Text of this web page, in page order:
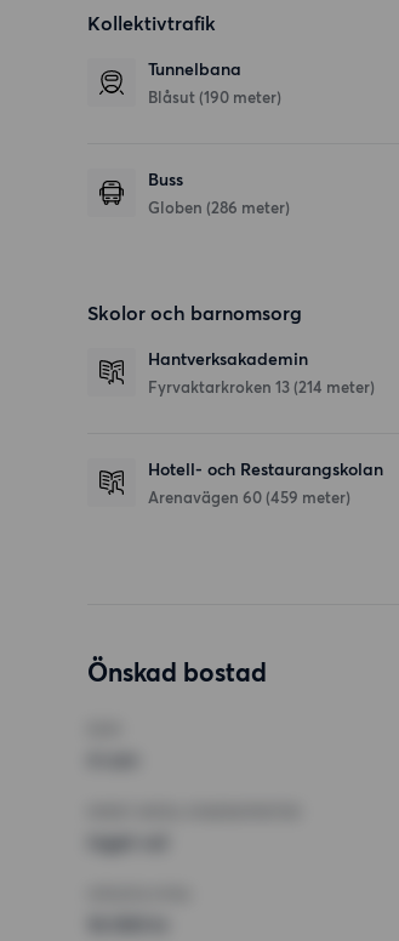
Kollektivtrafik
Tunnelbana
Blåsut (190 meter)
Buss
Globen (286 meter)
Skolor och barnomsorg
Hantverksakademin
Fyrvaktarkroken 13 (214 meter)
Hotell- och Restaurangskolan
Arenavägen 60 (459 meter)
Önskad bostad